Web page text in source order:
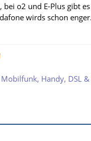
bei o2 und E-Plus gibt
wirds schon
Mobilfunk, Handy, DSL